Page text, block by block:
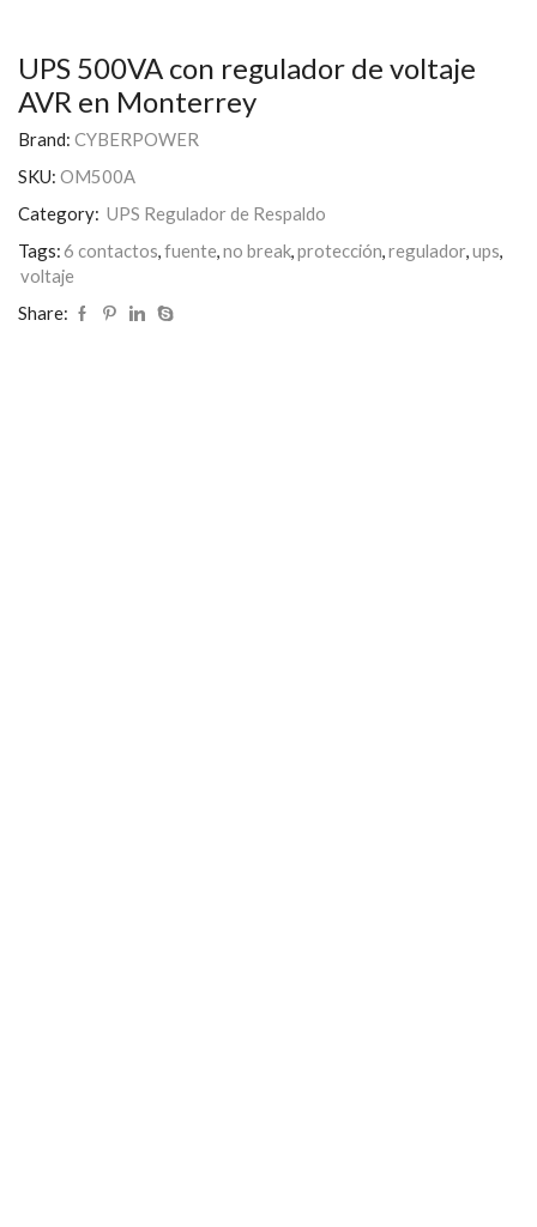
UPS 500VA con regulador de voltaje
AVR en Monterrey
Brand: CYBERPOWER
SKU: OM500A
Category: UPS Regulador de Respaldo
Tags:6 contactos,fuente,no break,protección,regulador,ups,
voltaje
Share: